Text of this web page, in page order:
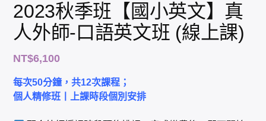
2023秋季班【國小英文】真
人外師-口語英文班 (線上課)
NT$6,100
每次50分鐘，共12次課程；
個人精修班丨上課時段個別安排